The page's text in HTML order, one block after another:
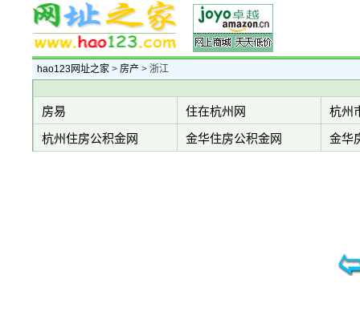
hao123网址之家 > 房产 > 浙江
房易 住在杭州网
杭州
杭州住房公积金网
金华住房公积金网 金华